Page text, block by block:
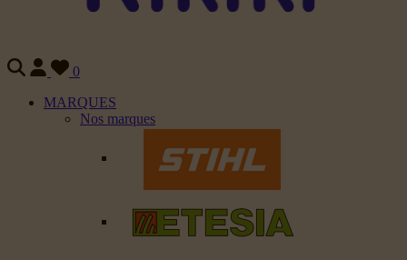
0
MARQUES
Nos marques